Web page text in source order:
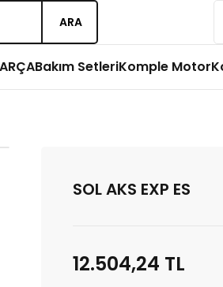
ARA
Bakım SetleriKomple Motor
SOL AKS EXP ES
12.504,24 TL